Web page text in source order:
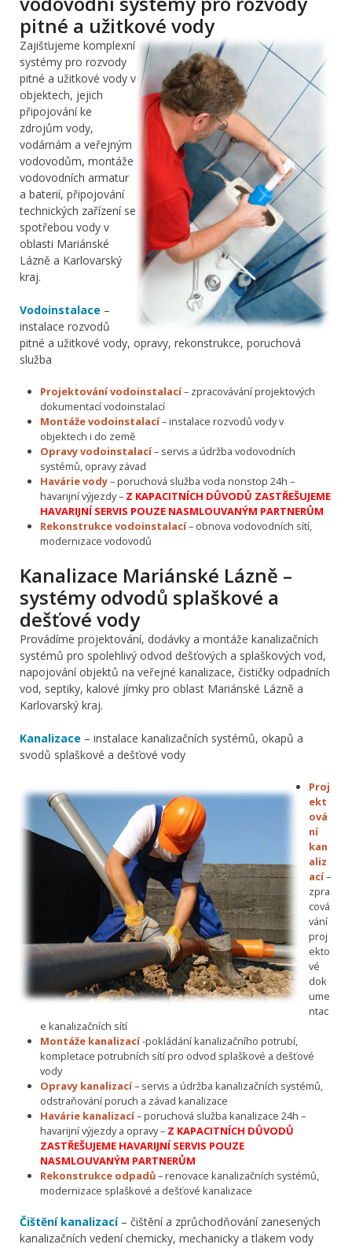
pitné a užitkové vody
Zajišťujeme komplexní
systémy pro rozvody
pitné a užitkové vody v
objektech, jejich
připojování ke
zdrojům vody,
vodárnám a veřejným
vodovodům, montáže
vodovodních armatur
a baterií, připojování
technických zařízení se
spotřebou vody v
oblasti Mariánské
Lázně a Karlovarský
kraj.
Vodoinstalace –
instalace rozvodů
pitné a užitkové vody, opravy, rekonstrukce, poruchová
služba
Projektování vodoinstalací– zpracovávání projektových
dokumentací vodoinstalací
Montáže vodoinstalací– instalace rozvodů vody v
objektech i do země
Opravy vodoinstalací– servis a údržba vodovodních
systémů, opravy závad
Havárie vody– poruchová služba voda nonstop 24h –
havarijní výjezdy – Z KAPACITNÍCH DŮVODŮ ZASTŘEŠUJEME
HAVARIJNÍ SERVIS POUZE NASMLOUVANÝM PARTNERŮM
Rekonstrukce vodoinstalací– obnova vodovodních sítí,
modernizace vodovodů
Kanalizace Mariánské Lázně –
systémy odvodů splaškové a
dešťové vody
Provádíme projektování, dodávky a montáže kanalizačních
systémů pro spolehlivý odvod dešťových a splaškových vod,
napojování objektů na veřejné kanalizace, čističky odpadních
vod, septiky, kalové jímky pro oblast Mariánské Lázně a
Karlovarský kraj.
Kanalizace – instalace kanalizačních systémů, okapů a
svodů splaškové a dešťové vody
Proj
ekt
ová
ní
kan
aliz
ací–
zpra
cová
vání
proj
ekto
vé
dok
ume
ntac
e kanalizačních sítí
Montáže kanalizací-pokládání kanalizačního potrubí,
kompletace potrubních sítí pro odvod splaškové a dešťové
vody
Opravy kanalizací– servis a údržba kanalizačních systémů,
odstraňování poruch a závad kanalizace
Havárie kanalizací– poruchová služba kanalizace 24h –
havarijní výjezdy a opravy – Z KAPACITNÍCH DŮVODŮ
ZASTŘEŠUJEME HAVARIJNÍ SERVIS POUZE
NASMLOUVANÝM PARTNERŮM
Rekonstrukce odpadů– renovace kanalizačních systémů,
modernizace splaškové a dešťové kanalizace
Čištění kanalizací– čištění a zprůchodňování zanesených
kanalizačních vedení chemicky, mechanicky a tlakem vody